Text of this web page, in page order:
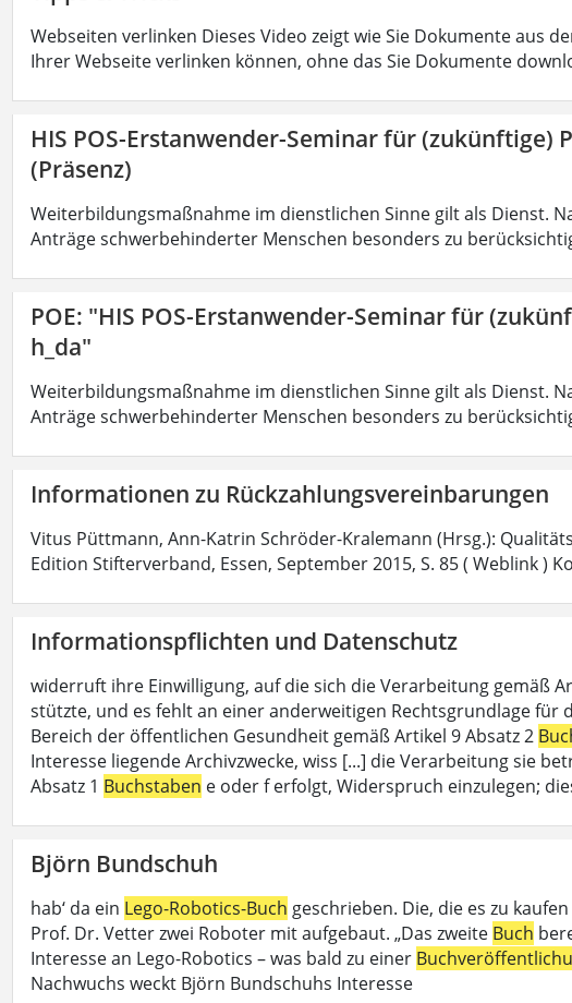
Webseiten verlinken Dieses Video zeigt wie Sie Dokumente aus
Ihrer Webseite verlinken können, ohne das Sie Dokumente
HIS POS-Erstanwender-Seminar für (zukünftige)
(Präsenz)
Weiterbildungsmaßnahme im dienstlichen Sinne gilt als Dienst.
Anträge schwerbehinderter Menschen besonders zu
POE: "HIS POS-Erstanwender-Seminar für
h_da"
Weiterbildungsmaßnahme im dienstlichen Sinne gilt als Dienst.
Anträge schwerbehinderter Menschen besonders zu
Informationen zu Rückzahlungsvereinbarungen
Vitus Püttmann, Ann-Katrin Schröder-Kralemann (Hrsg.):
Edition Stifterverband, Essen, September 2015, S. 85 ( Weblink )
Informationspflichten und Datenschutz
widerruft ihre Einwilligung, auf die sich die Verarbeitung gemäß
stützte, und es fehlt an einer anderweitigen Rechtsgrundlage
Bereich der öffentlichen Gesundheit gemäß Artikel 9 Absatz 2
Interesse liegende Archivzwecke, wiss [...] die Verarbeitung sie
Absatz 1 Buchstaben e oder f erfolgt, Widerspruch einzulegen;
Björn Bundschuh
hab‘ da ein Lego-Robotics-Buch geschrieben. Die, die es zu
Prof. Dr. Vetter zwei Roboter mit aufgebaut. „Das zweite Buch
Interesse an Lego-Robotics – was bald zu einer
Nachwuchs weckt Björn Bundschuhs Interesse